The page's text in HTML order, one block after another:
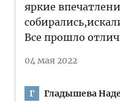
яркие
Все прошло
04 мая 2022
Г Гладышева